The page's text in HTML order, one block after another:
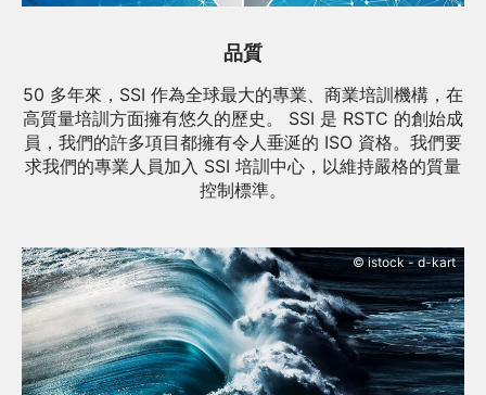
品質
50 多年來，SSI 作為全球最大的專業、商業培訓機構，在
高質量培訓方面擁有悠久的歷史。 SSI 是 RSTC 的創始成
員，我們的許多項目都擁有令人垂涎的 ISO 資格。我們要
求我們的專業人員加入 SSI 培訓中心，以維持嚴格的質量
控制標準。
© istock - d-kart